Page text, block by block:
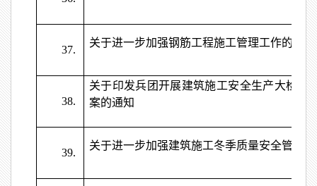
37.
关于进一步加强钢筋工程施工管理工作的通知
38.
关于印发兵团开展建筑施工安全生产大检查
案的通知
39.
关于进一步加强建筑施工冬季质量安全管理